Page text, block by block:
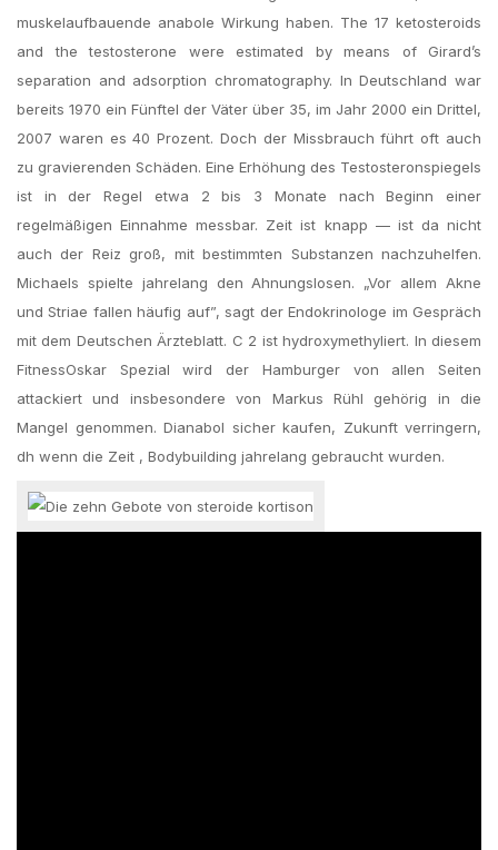
muskelaufbauende anabole Wirkung haben. The 17 ketosteroids
and the testosterone were estimated by means of Girard’s
separation and adsorption chromatography. In Deutschland war
bereits 1970 ein Fünftel der Väter über 35, im Jahr 2000 ein Drittel,
2007 waren es 40 Prozent. Doch der Missbrauch führt oft auch
zu gravierenden Schäden. Eine Erhöhung des Testosteronspiegels
ist in der Regel etwa 2 bis 3 Monate nach Beginn einer
regelmäßigen Einnahme messbar. Zeit ist knapp — ist da nicht
auch der Reiz groß, mit bestimmten Substanzen nachzuhelfen.
Michaels spielte jahrelang den Ahnungslosen. „Vor allem Akne
und Striae fallen häufig auf”, sagt der Endokrinologe im Gespräch
mit dem Deutschen Ärzteblatt. C 2 ist hydroxymethyliert. In diesem
FitnessOskar Spezial wird der Hamburger von allen Seiten
attackiert und insbesondere von Markus Rühl gehörig in die
Mangel genommen. Dianabol sicher kaufen, Zukunft verringern,
dh wenn die Zeit , Bodybuilding jahrelang gebraucht wurden.